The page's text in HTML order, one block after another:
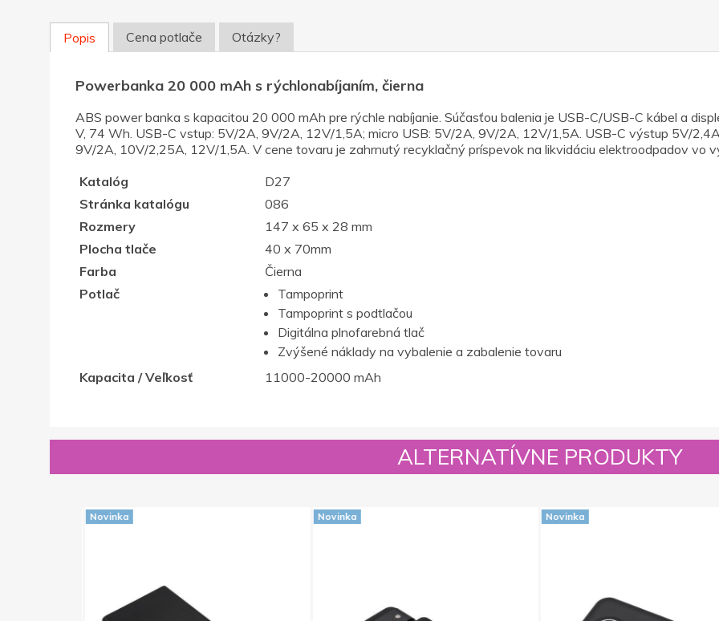
Popis Cena potlače Otázky?
Powerbanka 20 000 mAh s rýchlonabíjaním, čierna
ABS power banka s kapacitou 20 000 mAh pre rýchle nabíjanie. Súčasťou balenia je USB-C/USB-C kábel a
V, 74 Wh. USB-C vstup: 5V/2A, 9V/2A, 12V/1,5A; micro USB: 5V/2A, 9V/2A, 12V/1,5A. USB-C výstup 5V/
9V/2A, 10V/2,25A, 12V/1,5A. V cene tovaru je zahrnutý recyklačný príspevok na likvidáciu elektroodpadov vo
Katalóg
D27
Stránka katalógu
086
Rozmery
147 x 65 x 28 mm
Plocha tlače
40 x 70mm
Farba
Čierna
Potlač
Tampoprint
Tampoprint s podtlačou
Digitálna plnofarebná tlač
Zvýšené náklady na vybalenie a zabalenie tovaru
Kapacita / Veľkosť
11000-20000 mAh
ALTERNATÍVNE PRODUKTY
Novinka Novinka Novinka